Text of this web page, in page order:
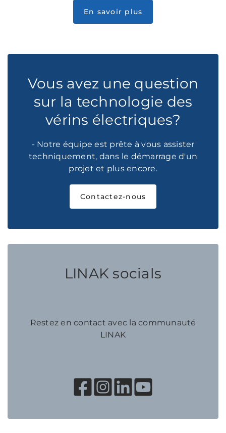
En savoir plus
Vous avez une question
sur la technologie des
vérins électriques?
- Notre équipe est prête à vous assister
techniquement, dans le démarrage d'un
projet et plus encore.
Contactez-nous
LINAK socials
Restez en contact avec la communauté
LINAK